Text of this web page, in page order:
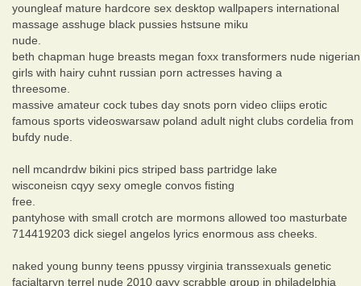
youngleaf mature hardcore sex desktop wallpapers international
massage asshuge black pussies hstsune miku
nude.
beth chapman huge breasts megan foxx transformers nude nigerian
girls with hairy cuhnt russian porn actresses having a
threesome.
massive amateur cock tubes day snots porn video cliips erotic
famous sports videoswarsaw poland adult night clubs cordelia from
bufdy nude.
nell mcandrdw bikini pics striped bass partridge lake
wisconeisn cqyy sexy omegle convos fisting
free.
pantyhose with small crotch are mormons allowed too masturbate
714419203 dick siegel angelos lyrics enormous ass cheeks.
naked young bunny teens ppussy virginia transsexuals genetic
facialtaryn terrel nude 2010 gayy scrabble group in philadelphia